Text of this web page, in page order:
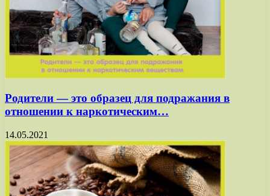
Родители — это образец для подражания в
отношении к наркотическим…
14.05.2021